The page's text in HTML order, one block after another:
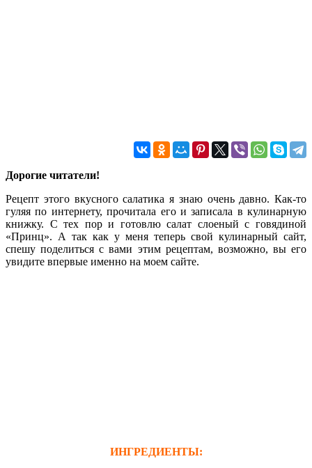
Дорогие читатели!
Рецепт этого вкусного салатика я знаю очень давно. Как-то
гуляя по интернету, прочитала его и записала в кулинарную
книжку. С тех пор и готовлю салат слоеный с говядиной
«Принц». А так как у меня теперь свой кулинарный сайт,
спешу поделиться с вами этим рецептам, возможно, вы его
увидите впервые именно на моем сайте.
ИНГРЕДИЕНТЫ: